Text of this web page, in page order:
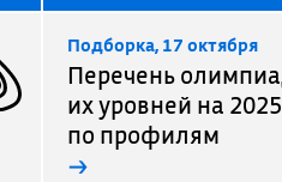
Подборка, 17 октября
Перечень
их уровней на
по профилям
→